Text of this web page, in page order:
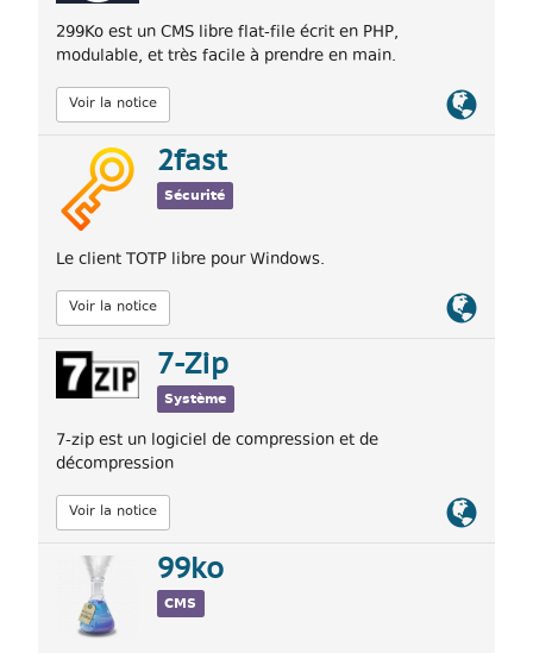
299Ko est un CMS libre flat-file écrit en PHP,
modulable, et très facile à prendre en main.
Voir la notice
Lien
2fast
Sécurité
Le client TOTP libre pour Windows.
Voir la notice
Lien
7-Zip
Système
7-zip est un logiciel de compression et de
décompression
Voir la notice
Lien
99ko
CMS